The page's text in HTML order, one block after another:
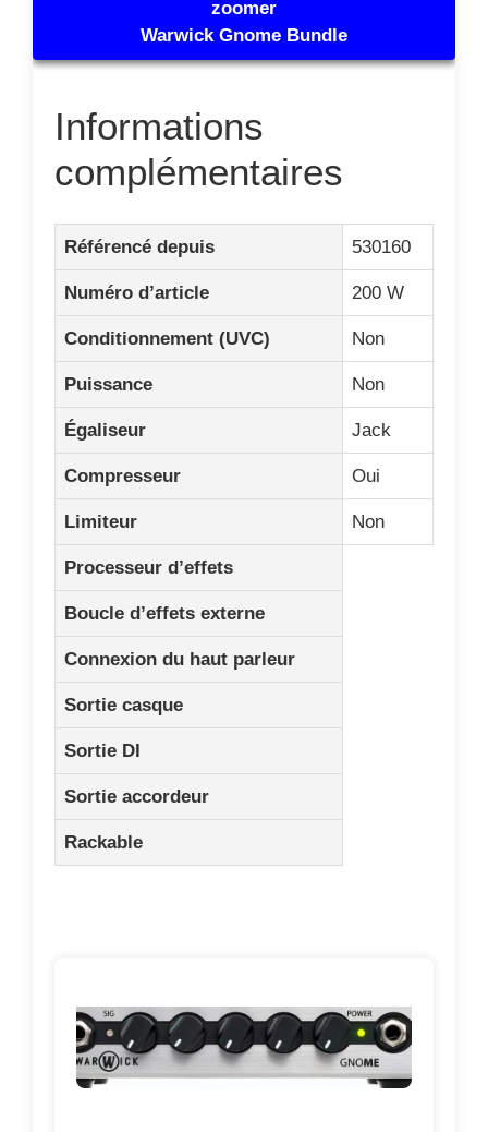
zoomer
Warwick Gnome Bundle
Informations
complémentaires
Référencé depuis 530160
Numéro d’article 200 W
Conditionnement (UVC) Non
Puissance Non
Égaliseur Jack
Compresseur Oui
Limiteur Non
Processeur d’effets
Boucle d’effets externe
Connexion du haut parleur
Sortie casque
Sortie DI
Sortie accordeur
Rackable